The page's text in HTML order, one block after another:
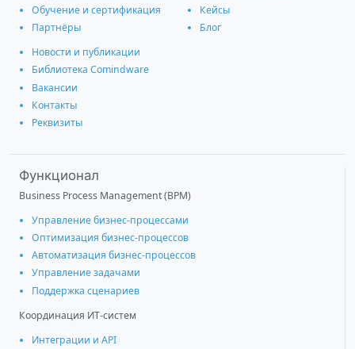
Обучение и сертификация
Партнёры
Кейсы
Блог
Новости и публикации
Библиотека Comindware
Вакансии
Контакты
Реквизиты
Функционал
Business Process Management (BPM)
Управление бизнес-процессами
Оптимизация бизнес-процессов
Автоматизация бизнес-процессов
Управление задачами
Поддержка сценариев
Координация ИТ-систем
Интеграции и АРІ